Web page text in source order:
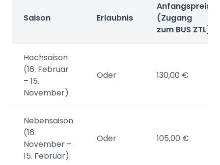
Saison Erlaubnis
Anfangspreis
(Zugang
zum BUS ZTL)
Hochsaison
(16. Februar
– 15.
November)
Oder 130,00 €
Nebensaison
(16.
November –
15. Februar)
Oder 105,00 €